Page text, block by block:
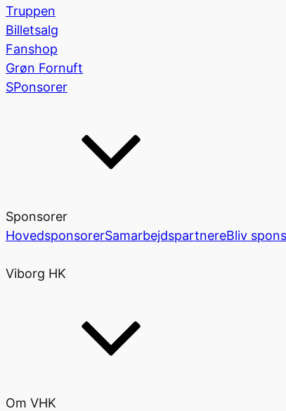
Truppen
Billetsalg
Fanshop
Grøn Fornuft
SPonsorer
Sponsorer
HovedsponsorerSamarbejdspartnereBliv
Viborg HK
Om VHK